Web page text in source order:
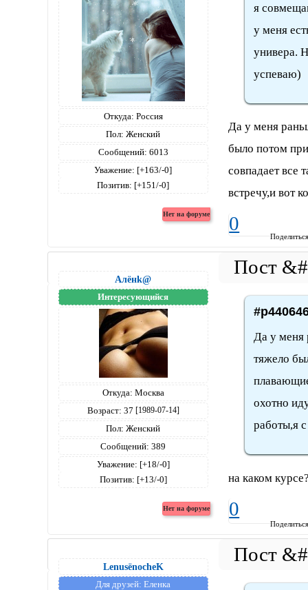
Откуда: Россия
Пол: Женский
Сообщений: 6013
Уважение: [+163/-0]
Позитив: [+151/-0]
я
у меня
универа.
успеваю)
Да у меня
было потом
совпадает все
встречу,и вот
0
Алёнk@
Интересующийся
Откуда: Москва
Возраст: 37 [1989-07-14]
Пол: Женский
Сообщений: 389
Уважение: [+18/-0]
Позитив: [+13/-0]
Да у меня
тяжело
охотно
работы,я
на каком
0
LenusёnocheK
Для друзей: Еленка